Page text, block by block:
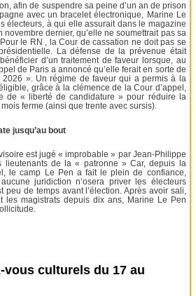
afin de suspendre sa peine d’un an de prison
avec un bracelet électronique, Marine Le
électeurs, à qui elle assurait dans le magazine
novembre dernier, qu’elle ne soumettrait pas sa
le RN , la Cour de cassation ne doit pas se
La défense de la prévenue était
d’un traitement de faveur lorsque, au
de Paris a annoncé qu’elle ferait en sorte de
2026 ». Un régime de faveur qui a permis à la
grâce à la clémence de la Cour d’appel,
de « liberté de candidature » pour réduire la
ferme (ainsi que trente avec sursis).
jusqu’au bout
est jugé « improbable » par Jean-Philippe
lieutenants de la « patronne » Car, depuis la
le camp Le Pen a fait le plein de confiance,
juridiction n’osera priver les électeurs
peu de temps avant l’élection. Après avoir sali,
les magistrats depuis dix ans, Marine Le Pen
vous culturels du 17 au